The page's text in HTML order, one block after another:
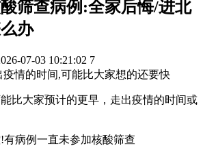
筛查病例:全家后悔/进北
办
07-03 10:21:02 7
情的时间,可能比大家想的还要快
比大家预计的更早，走出疫情的时间或
病例一直未参加核酸筛查